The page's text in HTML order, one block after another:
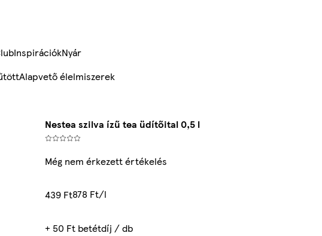
InspirációkNyár
Alapvető élelmiszerek
Nestea szilva ízű tea üdítőital 0,5 l
Még nem érkezett értékelés
439 Ft878 Ft/l
+ 50 Ft betétdíj / db